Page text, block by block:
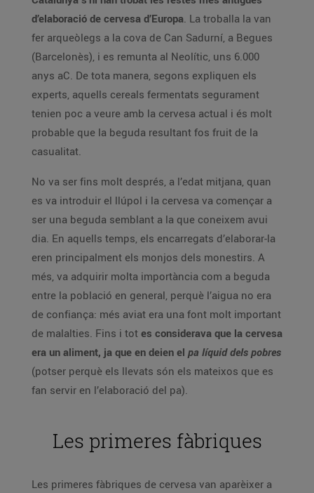
d’elaboració de cervesa d’Europa. La troballa la van
fer arqueòlegs a la cova de Can Sadurní, a Begues
(Barcelonès), i es remunta al Neolític, uns 6.000
anys aC. De tota manera, segons expliquen els
experts, aquells cereals fermentats segurament
tenien poc a veure amb la cervesa actual i és molt
probable que la beguda resultant fos fruit de la
casualitat.
No va ser fins molt després, a l’edat mitjana, quan
es va introduir el llúpol i la cervesa va començar a
ser una beguda semblant a la que coneixem avui
dia. En aquells temps, els encarregats d’elaborar-la
eren principalment els monjos dels monestirs. A
més, va adquirir molta importància com a beguda
entre la població en general, perquè l’aigua no era
de confiança: més aviat era una font molt important
de malalties. Fins i tot es considerava que la cervesa
era un aliment, ja que en deien el pa líquid dels pobres
(potser perquè els llevats són els mateixos que es
fan servir en l’elaboració del pa).
Les primeres fàbriques
Les primeres fàbriques de cervesa van aparèixer a